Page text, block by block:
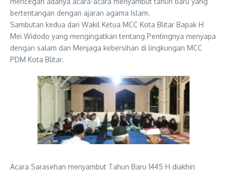
bertentangan dengan ajaran agama Islam.
Sambutan kedua dari Wakil Ketua MCC Kota Blitar Bapak H
Mei Widodo yang mengingatkan tentang Pentingnya menyapa
dengan salam dan Menjaga kebersihan di lingkungan MCC
PDM Kota Blitar.
Acara Sarasehan menyambut Tahun Baru 1445 H diakhiri